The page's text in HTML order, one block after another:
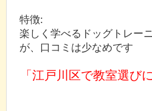
特徴:
楽しく学べるドッグトレー
が、口コミは少なめです
「江戸川区で教室選び